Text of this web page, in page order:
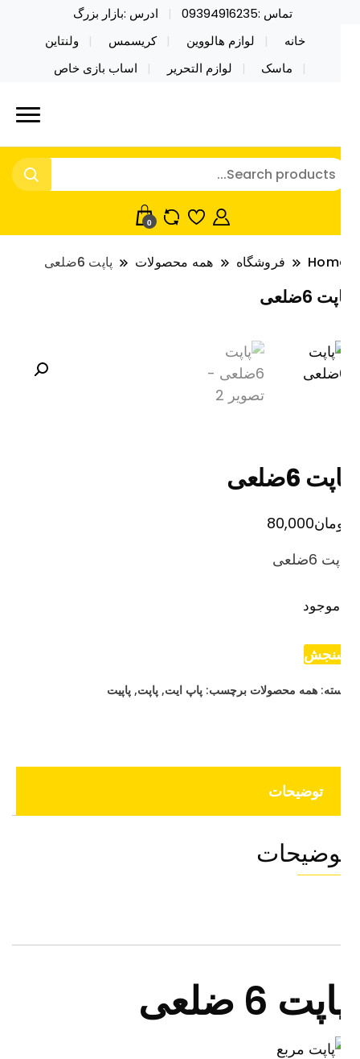
تماس :09394916235
ادرس :بازار بزرگ
خانه
لوازم هالووین کریسمس
ولنتاین
ماسک
لوازم التحریر اساب بازی خاص
تاین کادویی کریسمس اکسسوری
محصولات خاص فیجت اسباب بازی تراول ماگ نایکر
فروش عمده لوازم هالووین ولن تاین کادویی
اکسسوری ماسک در واردات مستقیم
0
فروشگاه همه محصولات پاپت 6ضلعی
6ضلعی
6ضلعی
80,000
6ضلعی
همه محصولات برچسب:پاپ ایت ,پاپت,پاپیت
توضیحات
6 ضلعی